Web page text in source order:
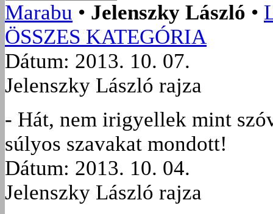
Marabu • Jelenszky László •
ÖSSZES KATEGÓRIA
Dátum: 2013. 10. 07.
Jelenszky László rajza
- Hát, nem irigyellek mint
súlyos szavakat mondott!
Dátum: 2013. 10. 04.
Jelenszky László rajza